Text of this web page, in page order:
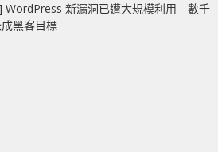
WordPress 新漏洞已遭大規模利用 數千
黑客目標